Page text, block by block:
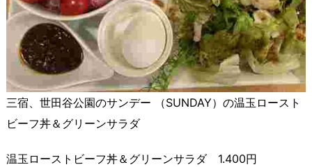
三宿、世田谷公園のサンデー （SUNDAY）の温玉ロースト
ビーフ丼＆グリーンサラダ
温玉ローストビーフ丼＆グリーンサラダ 1.400円